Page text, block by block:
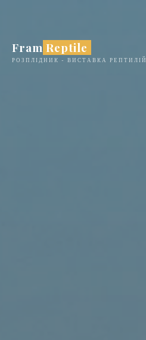
Fram Reptile
РОЗПЛІДНИК - ВИСТАВКА РЕПТИЛІЙ